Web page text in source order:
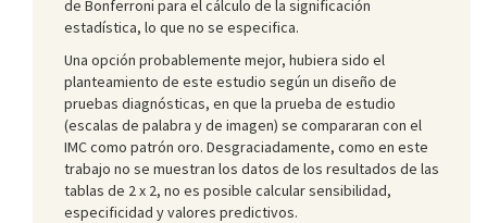
de Bonferroni para el cálculo de la significación
estadística, lo que no se especifica.
Una opción probablemente mejor, hubiera sido el
planteamiento de este estudio según un diseño de
pruebas diagnósticas, en que la prueba de estudio
(escalas de palabra y de imagen) se compararan con el
IMC como patrón oro. Desgraciadamente, como en este
trabajo no se muestran los datos de los resultados de las
tablas de 2 x 2, no es posible calcular sensibilidad,
especificidad y valores predictivos.